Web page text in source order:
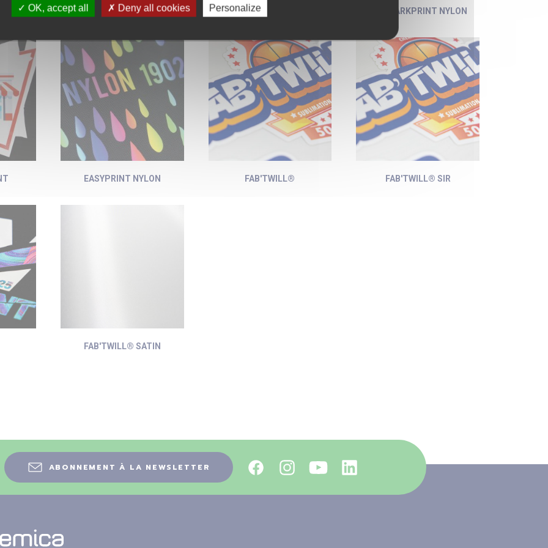
ALLJET DARK FLOKPRINT HOTMARKPRINT NYLON
EASYPRINT NYLON FAB'TWILL® FAB'TWILL® SIR
FAB'TWILL® SATIN
ABONNEMENT À LA NEWSLETTER
OK, accept all Deny all cookies Personalize